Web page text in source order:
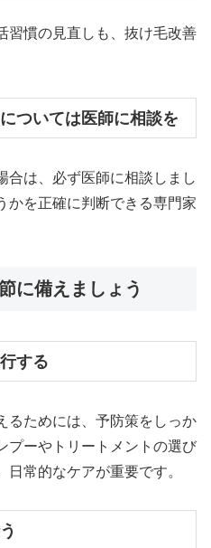
習慣の見直しも、抜け毛改善
ついては医師に相談を
合は、必ず医師に相談しまし
かを正確に判断できる専門家
に備えましょう
する
るためには、予防策をしっか
プーやトリートメントの選び
常的なケアが重要です。